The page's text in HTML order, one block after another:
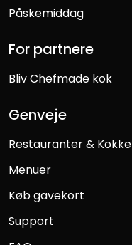
Påskemiddag
For partnere
Bliv Chefmade kok
Genveje
Restauranter & Kokke
Menuer
Køb gavekort
Support